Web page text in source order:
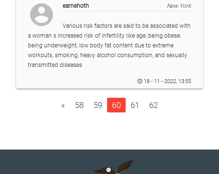
account_circle earnehoth New York
Various risk factors are said to be associated with
a woman s increased risk of infertility like age, being obese,
being underweight, low body fat content due to extreme
workouts, smoking, heavy alcohol consumption, and sexually
transmitted diseases
18 - 11 - 2022, 13:55
« 58 59 60 61 62